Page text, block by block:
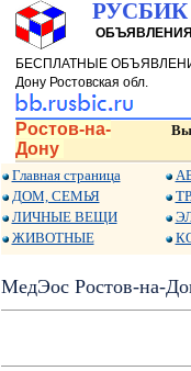
РУСБИК
ОБЪЯВЛЕНИЯ
БЕСПЛАТНЫЕ
Дону Ростовская обл.
Ростов-на-
Дону
Главная страница
ДОМ, СЕМЬЯ
ЛИЧНЫЕ ВЕЩИ
ЖИВОТНЫЕ
МедЭос Ростов-на-